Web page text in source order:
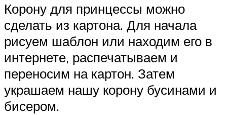
Корону для принцессы можно
сделать из картона. Для начала
рисуем шаблон или находим его в
интернете, распечатываем и
переносим на картон. Затем
украшаем нашу корону бусинами и
бисером.